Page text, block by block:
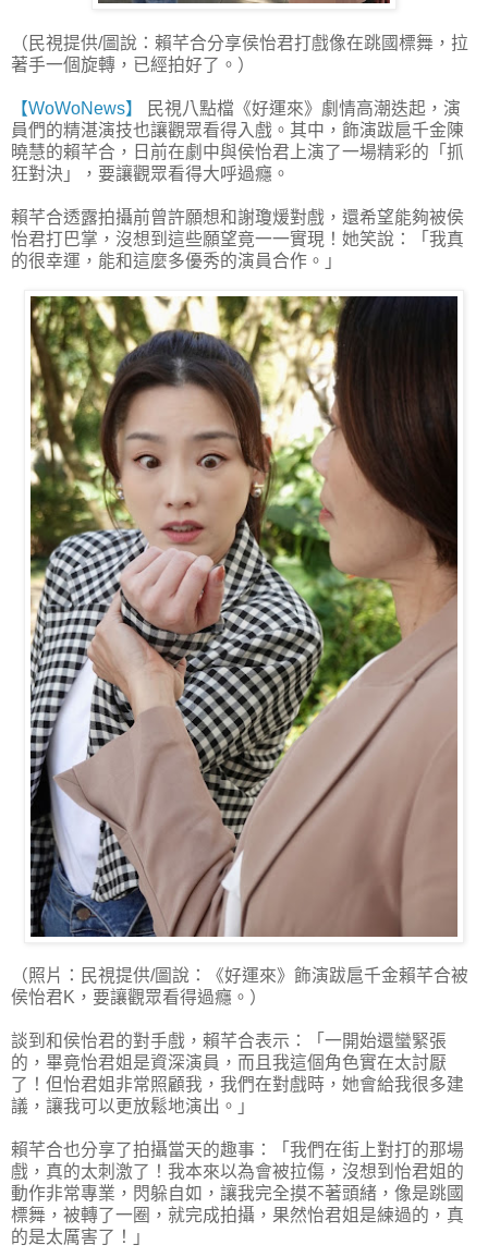
（民視提供/圖說：賴芊合分享侯怡君打戲像在跳國標舞，拉
著手一個旋轉，已經拍好了。）
【WoWoNews】
民視八點檔《好運來》劇情高潮迭起，演
員們的精湛演技也讓觀眾看得入戲。其中，飾演跋扈千金陳
曉慧的賴芊合，日前在劇中與侯怡君上演了一場精彩的「抓
狂對決」，要讓觀眾看得大呼過癮。
賴芊合透露拍攝前曾許願想和謝瓊煖對戲，還希望能夠被侯
怡君打巴掌，沒想到這些願望竟一一實現！她笑說：「我真
的很幸運，能和這麼多優秀的演員合作。」
（照片：民視提供/圖說：《好運來》飾演跋扈千金賴芊合被
侯怡君K，要讓觀眾看得過癮。）
談到和侯怡君的對手戲，賴芊合表示：「一開始還蠻緊張
的，畢竟怡君姐是資深演員，而且我這個角色實在太討厭
了！但怡君姐非常照顧我，我們在對戲時，她會給我很多建
議，讓我可以更放鬆地演出。」
賴芊合也分享了拍攝當天的趣事：「我們在街上對打的那場
戲，真的太刺激了！我本來以為會被拉傷，沒想到怡君姐的
動作非常專業，閃躲自如，讓我完全摸不著頭緒，像是跳國
標舞，被轉了一圈，就完成拍攝，果然怡君姐是練過的，真
的是太厲害了！」